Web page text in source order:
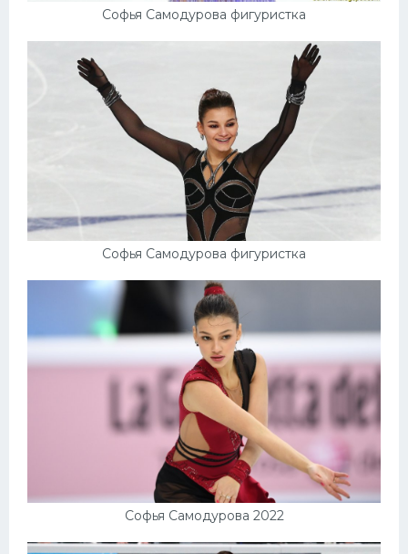
Софья Самодурова фигуристка
Софья Самодурова фигуристка
Софья Самодурова 2022